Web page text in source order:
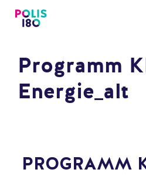
Zum
Inhalt
Programm
Energie_alt
PROGRAMM